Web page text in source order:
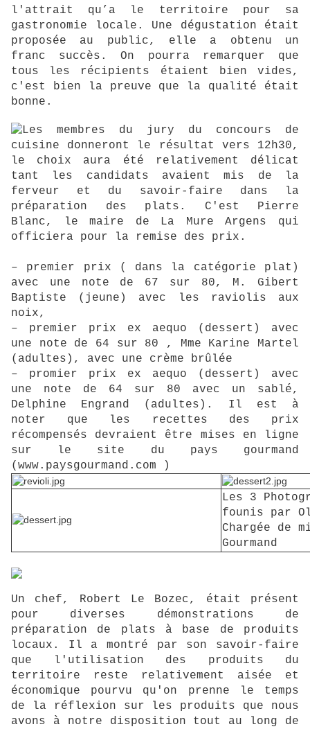
l'attrait qu’a le territoire pour sa
gastronomie locale. Une dégustation était
proposée au public, elle a obtenu un
franc succès. On pourra remarquer que
tous les récipients étaient bien vides,
c'est bien la preuve que la qualité était
bonne.
Les membres du jury du concours de
cuisine donneront le résultat vers 12h30,
le choix aura été relativement délicat
tant les candidats avaient mis de la
ferveur et du savoir-faire dans la
préparation des plats. C'est Pierre
Blanc, le maire de La Mure Argens qui
officiera pour la remise des prix.
– premier prix ( dans la catégorie plat)
avec une note de 67 sur 80, M. Gibert
Baptiste (jeune) avec les raviolis aux
noix,
– premier prix ex aequo (dessert) avec
une note de 64 sur 80 , Mme Karine Martel
(adultes), avec une crème brûlée
– promier prix ex aequo (dessert) avec
une note de 64 sur 80 avec un sablé,
Delphine Engrand (adultes). Il est à
noter que les recettes des prix
récompensés devraient être mises en ligne
sur le site du pays gourmand
(www.paysgourmand.com )
Les 3
founis par
Chargée de
Gourmand
Un chef, Robert Le Bozec, était présent
pour diverses démonstrations de
préparation de plats à base de produits
locaux. Il a montré par son savoir-faire
que l'utilisation des produits du
territoire reste relativement aisée et
économique pourvu qu'on prenne le temps
de la réflexion sur les produits que nous
avons à notre disposition tout au long de